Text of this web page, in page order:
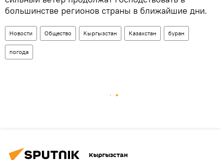
большинстве регионов страны в ближайшие дни.
Новости Общество Кыргызстан Казахстан буран
погода
Кыргызстан